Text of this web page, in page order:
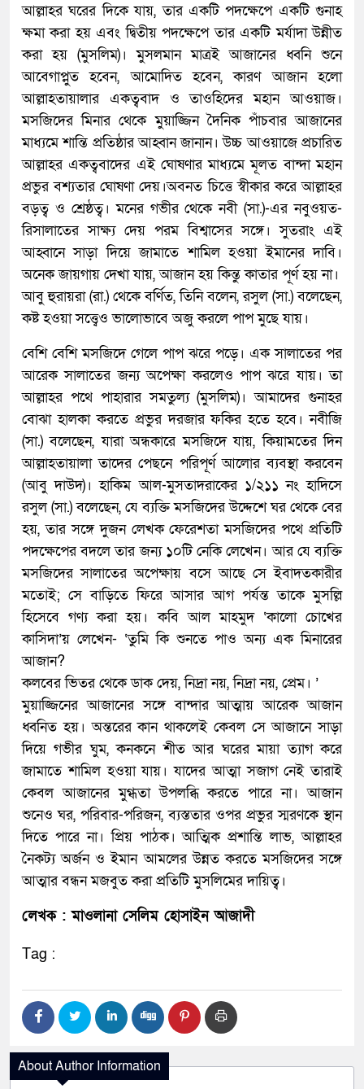
আল্লাহর ঘরের দিকে যায়, তার একটি পদক্ষেপে একটি গুনাহ
ক্ষমা করা হয় এবং দ্বিতীয় পদক্ষেপে তার একটি মর্যাদা উন্নীত
করা হয় (মুসলিম)। মুসলমান মাত্রই আজানের ধ্বনি শুনে
আবেগাপ্লুত হবেন, আমোদিত হবেন, কারণ আজান হলো
আল্লাহতায়ালার একত্ববাদ ও তাওহিদের মহান আওয়াজ।
মসজিদের মিনার থেকে মুয়াজ্জিন দৈনিক পাঁচবার আজানের
মাধ্যমে শান্তি প্রতিষ্ঠার আহ্বান জানান। উচ্চ আওয়াজে প্রচারিত
আল্লাহর একত্ববাদের এই ঘোষণার মাধ্যমে মূলত বান্দা মহান
প্রভুর বশ্যতার ঘোষণা দেয়।অবনত চিত্তে স্বীকার করে আল্লাহর
বড়ত্ব ও শ্রেষ্ঠত্ব। মনের গভীর থেকে নবী (সা.)-এর নবুওয়ত-
রিসালাতের সাক্ষ্য দেয় পরম বিশ্বাসের সঙ্গে। সুতরাং এই
আহ্বানে সাড়া দিয়ে জামাতে শামিল হওয়া ইমানের দাবি।
অনেক জায়গায় দেখা যায়, আজান হয় কিন্তু কাতার পূর্ণ হয় না।
আবু হুরায়রা (রা.) থেকে বর্ণিত, তিনি বলেন, রসুল (সা.) বলেছেন,
কষ্ট হওয়া সত্ত্বেও ভালোভাবে অজু করলে পাপ মুছে যায়।
বেশি বেশি মসজিদে গেলে পাপ ঝরে পড়ে। এক সালাতের পর
আরেক সালাতের জন্য অপেক্ষা করলেও পাপ ঝরে যায়। তা
আল্লাহর পথে পাহারার সমতুল্য (মুসলিম)। আমাদের গুনাহর
বোঝা হালকা করতে প্রভুর দরজার ফকির হতে হবে। নবীজি
(সা.) বলেছেন, যারা অন্ধকারে মসজিদে যায়, কিয়ামতের দিন
আল্লাহতায়ালা তাদের পেছনে পরিপূর্ণ আলোর ব্যবস্থা করবেন
(আবু দাউদ)। হাকিম আল-মুসতাদরাকের ১/২১১ নং হাদিসে
রসুল (সা.) বলেছেন, যে ব্যক্তি মসজিদের উদ্দেশে ঘর থেকে বের
হয়, তার সঙ্গে দুজন লেখক ফেরেশতা মসজিদের পথে প্রতিটি
পদক্ষেপের বদলে তার জন্য ১০টি নেকি লেখেন। আর যে ব্যক্তি
মসজিদের সালাতের অপেক্ষায় বসে আছে সে ইবাদতকারীর
মতোই; সে বাড়িতে ফিরে আসার আগ পর্যন্ত তাকে মুসল্লি
হিসেবে গণ্য করা হয়। কবি আল মাহমুদ ‘কালো চোখের
কাসিদা’য় লেখেন- ‘তুমি কি শুনতে পাও অন্য এক মিনারের
আজান?
কলবের ভিতর থেকে ডাক দেয়, নিদ্রা নয়, নিদ্রা নয়, প্রেম। ’
মুয়াজ্জিনের আজানের সঙ্গে বান্দার আত্মায় আরেক আজান
ধ্বনিত হয়। অন্তরের কান থাকলেই কেবল সে আজানে সাড়া
দিয়ে গভীর ঘুম, কনকনে শীত আর ঘরের মায়া ত্যাগ করে
জামাতে শামিল হওয়া যায়। যাদের আত্মা সজাগ নেই তারাই
কেবল আজানের মুগ্ধতা উপলব্ধি করতে পারে না। আজান
শুনেও ঘর, পরিবার-পরিজন, ব্যস্ততার ওপর প্রভুর স্মরণকে স্থান
দিতে পারে না। প্রিয় পাঠক। আত্মিক প্রশান্তি লাভ, আল্লাহর
নৈকট্য অর্জন ও ইমান আমলের উন্নত করতে মসজিদের সঙ্গে
আত্মার বন্ধন মজবুত করা প্রতিটি মুসলিমের দায়িত্ব।
লেখক : মাওলানা সেলিম হোসাইন আজাদী
Tag :
About Author Information